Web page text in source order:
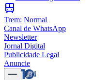
Trem: Normal
Canal de WhatsApp
Newsletter
Jornal Digital
Publicidade Legal
Anuncie